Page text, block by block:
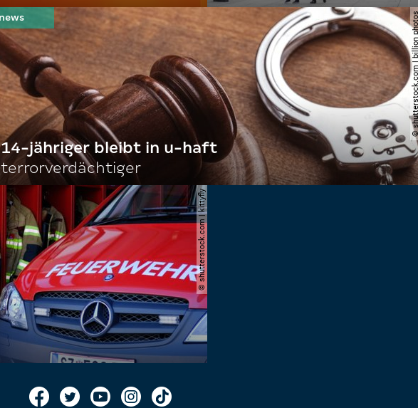
©
14-jähriger bleibt in u-haft
terrorverdächtiger
© shutterstock.com | kittyfly